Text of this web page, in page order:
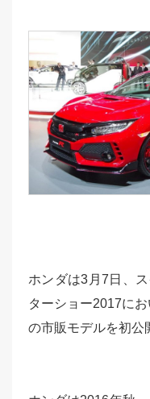
ホンダは3月7日、
ターショー2017に
の市販モデルを初公